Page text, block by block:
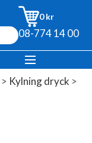
0 kr
08-774 14 00
> Kylning dryck >